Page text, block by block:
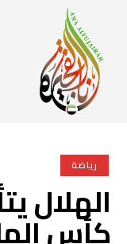
رياضة
الهلال